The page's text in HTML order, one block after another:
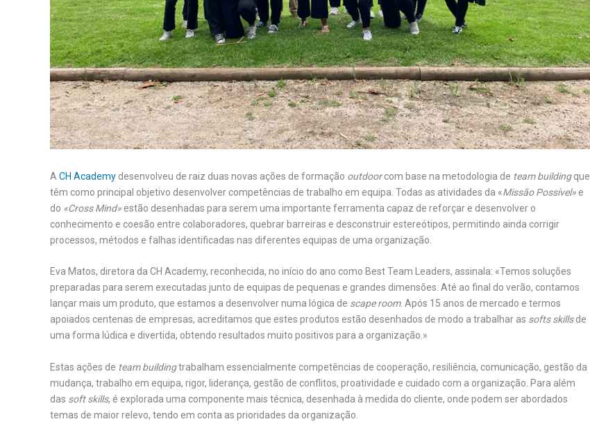
A CH Academy desenvolveu de raiz duas novas ações de formação outdoorcom base na metodologia de team buildingque
têm como principal objetivo desenvolver competências de trabalho em equipa. Todas as atividades da «Missão Possível» e
do «Cross Mind» estão desenhadas para serem uma importante ferramenta capaz de reforçar e desenvolver o
conhecimento e coesão entre colaboradores, quebrar barreiras e desconstruir estereótipos, permitindo ainda corrigir
processos, métodos e falhas identificadas nas diferentes equipas de uma organização.
Eva Matos, diretora da CH Academy, reconhecida, no início do ano como Best Team Leaders, assinala: «Temos soluções
preparadas para serem executadas junto de equipas de pequenas e grandes dimensões. Até ao final do verão, contamos
lançar mais um produto, que estamos a desenvolver numa lógica de scape room. Após 15 anos de mercado e termos
apoiados centenas de empresas, acreditamos que estes produtos estão desenhados de modo a trabalhar as softs skillsde
uma forma lúdica e divertida, obtendo resultados muito positivos para a organização.»
Estas ações de team buildingtrabalham essencialmente competências de cooperação, resiliência, comunicação, gestão da
mudança, trabalho em equipa, rigor, liderança, gestão de conflitos, proatividade e cuidado com a organização. Para além
das soft skills, é explorada uma componente mais técnica, desenhada à medida do cliente, onde podem ser abordados
temas de maior relevo, tendo em conta as prioridades da organização.